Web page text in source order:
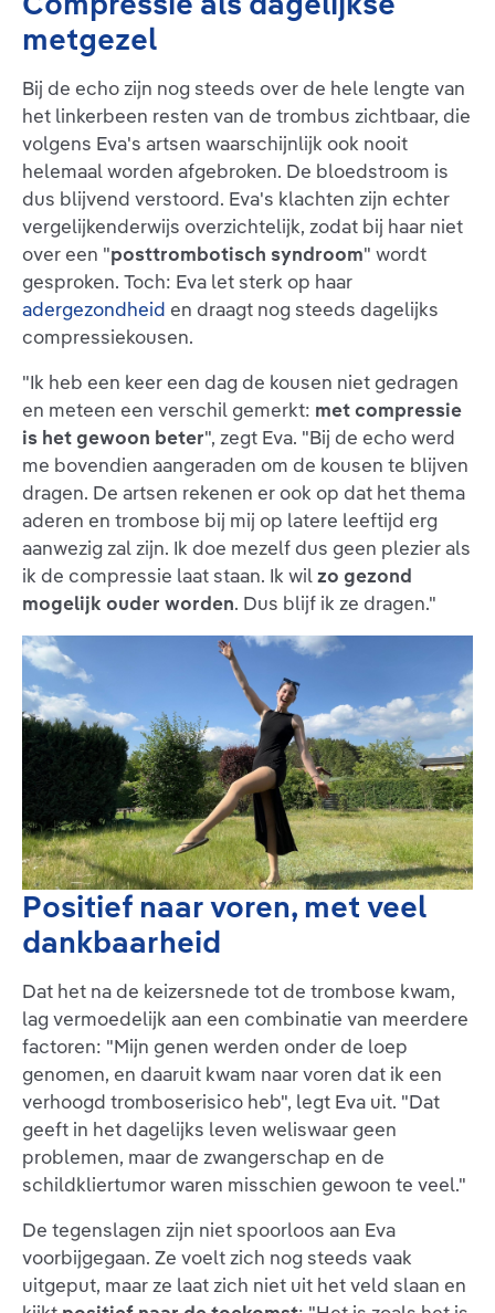
metgezel
Bij de echo zijn nog steeds over de hele lengte van
het linkerbeen resten van de trombus zichtbaar, die
volgens Eva's artsen waarschijnlijk ook nooit
helemaal worden afgebroken. De bloedstroom is
dus blijvend verstoord. Eva's klachten zijn echter
vergelijkenderwijs overzichtelijk, zodat bij haar niet
over een "posttrombotisch syndroom" wordt
gesproken. Toch: Eva let sterk op haar
adergezondheid en draagt nog steeds dagelijks
compressiekousen.
"Ik heb een keer een dag de kousen niet gedragen
en meteen een verschil gemerkt: met compressie
is het gewoon beter", zegt Eva. "Bij de echo werd
me bovendien aangeraden om de kousen te blijven
dragen. De artsen rekenen er ook op dat het thema
aderen en trombose bij mij op latere leeftijd erg
aanwezig zal zijn. Ik doe mezelf dus geen plezier als
ik de compressie laat staan. Ik wilzo gezond
mogelijk ouder worden. Dus blijf ik ze dragen."
Positief naar voren, met veel
dankbaarheid
Dat het na de keizersnede tot de trombose kwam,
lag vermoedelijk aan een combinatie van meerdere
factoren: "Mijn genen werden onder de loep
genomen, en daaruit kwam naar voren dat ik een
verhoogd trombose­risico heb", legt Eva uit. "Dat
geeft in het dagelijks leven weliswaar geen
problemen, maar de zwangerschap en de
schildkliertumor waren misschien gewoon te veel."
De tegenslagen zijn niet spoorloos aan Eva
voorbijgegaan. Ze voelt zich nog steeds vaak
uitgeput, maar ze laat zich niet uit het veld slaan en